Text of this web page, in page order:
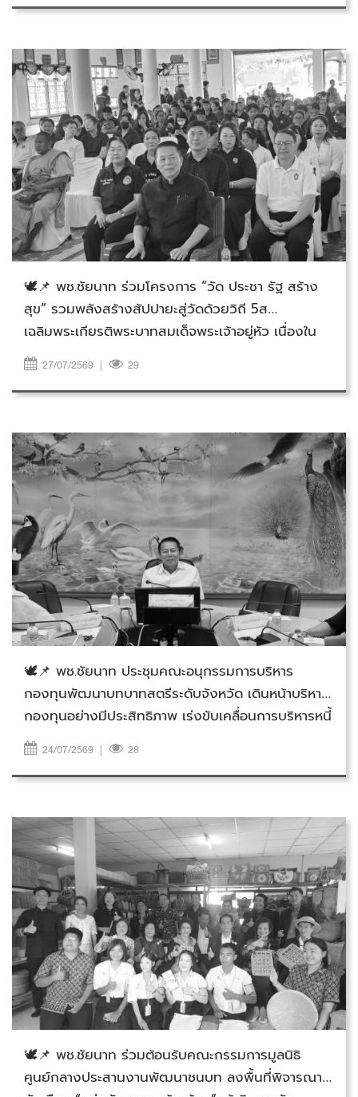
วันจันทร์ที่ 27 กรกฎาคม 2569
🕊️📌 พช.ชัยนาท ร่วมโครงการ “วัด ประชา รัฐ สร้าง
สุข” รวมพลังสร้างสัปปายะสู่วัดด้วยวิถี 5ส
เฉลิมพระเกียรติพระบาทสมเด็จพระเจ้าอยู่หัว เนื่องใน
โอกาสวันเฉลิมพระชนมพรรษา 28 กรกฎาคม 2569
27/07/2569 | 29
วันศุกร์ที่ 24 กรกฎาคม 2569
🕊️📌 พช.ชัยนาท ประชุมคณะอนุกรรมการบริหาร
กองทุนพัฒนาบทบาทสตรีระดับจังหวัด เดินหน้าบริหาร
กองทุนอย่างมีประสิทธิภาพ เร่งขับเคลื่อนการบริหารหนี้
เสริมสร้างโอกาสให้สตรีพัฒนาอาชีพและคุณภาพชีวิต
อย่างยั่งยืน
24/07/2569 | 28
วันศุกร์ที่ 24 กรกฎาคม 2569
🕊️📌 พช.ชัยนาท ร่วมต้อนรับคณะกรรมการมูลนิธิ
ศูนย์กลางประสานงานพัฒนาชนบท ลงพื้นที่พิจารณา